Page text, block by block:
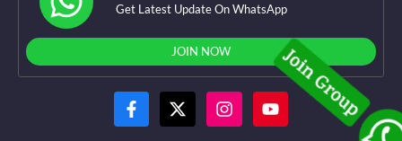
Get Latest Update On WhatsApp
JOIN NOW